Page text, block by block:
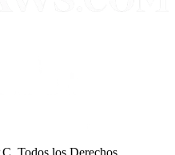
Todos los Derechos